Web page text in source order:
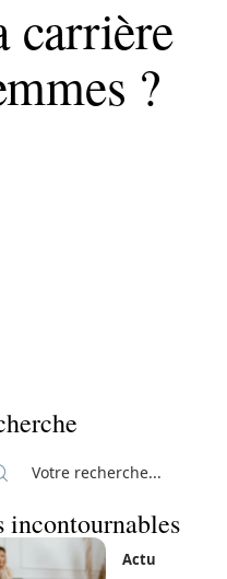
carrière
?
incontournables
Actu